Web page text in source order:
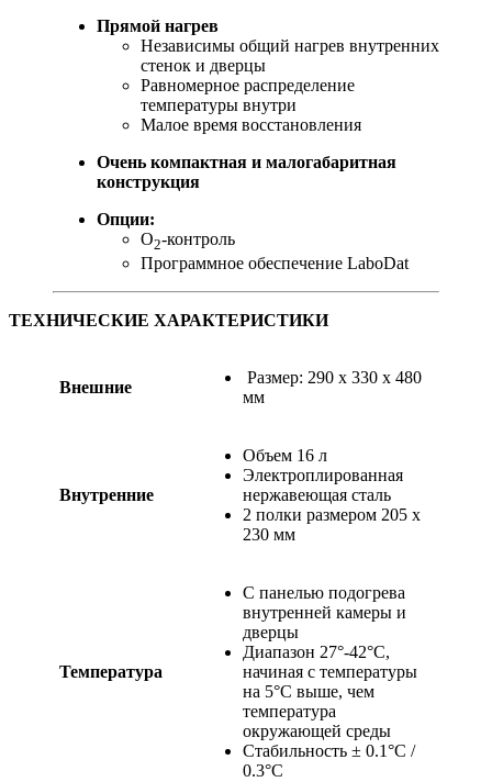
Прямой нагрев
Независимы общий нагрев внутренних
стенок и дверцы
Равномерное распределение
температуры внутри
Малое время восстановления
Очень компактная и малогабаритная
конструкция
Опции:
О2-контроль
Программное обеспечение LaboDat
ТЕХНИЧЕСКИЕ ХАРАКТЕРИСТИКИ
Внешние
Размер: 290 х 330 х 480
мм
Внутренние
Объем 16 л
Электроплированная
нержавеющая сталь
2 полки размером 205 х
230 мм
Температура
С панелью подогрева
внутренней камеры и
дверцы
Диапазон 27°-42°С,
начиная с температуры
на 5°С выше, чем
температура
окружающей среды
Стабильность ± 0.1°С /
0.3°С